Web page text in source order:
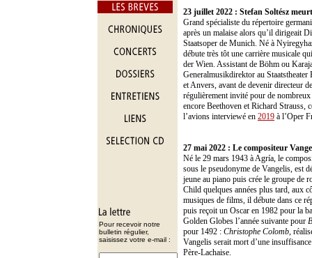
Pour recevoir notre
bulletin régulier,
saisissez votre e-mail :
23 juillet 2022 : Stefan Soltész
Grand spécialiste du répertoire
après un malaise alors qu’il dirigeait
Staatsoper de Munich. Né à
débute très tôt une carrière musicale
der Wien. Assistant de Böhm ou
Generalmusikdirektor au
et Anvers, avant de devenir directeur
régulièrement invité pour de
encore Beethoven et Richard Strauss,
l’avions interviewé en 2019 à l’Oper
27 mai 2022 : Le compositeur
Né le 29 mars 1943 à Agría, le
sous le pseudonyme de Vangelis, est
jeune au piano puis crée le groupe de
Child quelques années plus tard, aux
musiques de films, il débute dans ce
puis reçoit un Oscar en 1982 pour la
Golden Globes l’année suivante pour
pour 1492 : Christophe Colomb,
Vangelis serait mort d’une
Père-Lachaise.